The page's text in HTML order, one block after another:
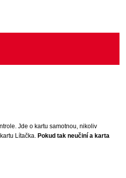
Jde o kartu samotnou, nikoliv
Lítačka. Pokud tak neučiní a karta